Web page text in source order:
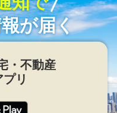
が届く
・不動産
プリ